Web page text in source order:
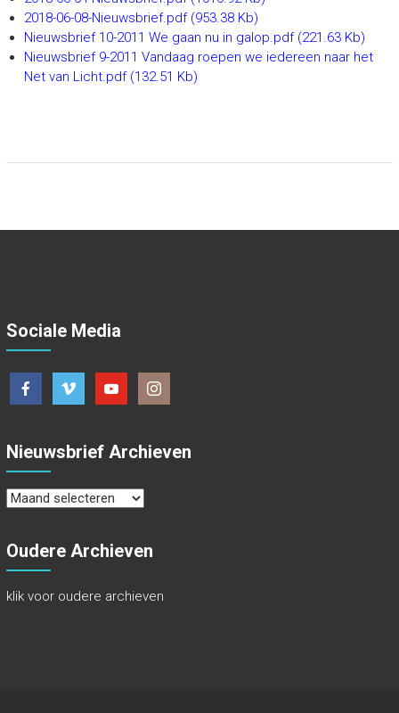
2018-06-08-Nieuwsbrief.pdf(953.38 Kb)
Nieuwsbrief 10-2011 We gaan nu in galop.pdf(221.63 Kb)
Nieuwsbrief 9-2011 Vandaag roepen we iedereen naar het
Net van Licht.pdf(132.51 Kb)
Sociale Media
Nieuwsbrief Archieven
Nieuwsbrief
Oudere Archieven
klik voor oudere archieven